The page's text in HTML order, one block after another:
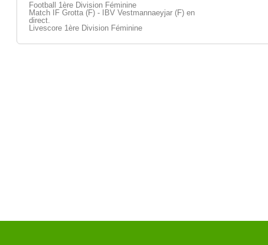
Football 1ère Division Féminine
Match IF Grotta (F) - IBV Vestmannaeyjar (F) en
direct.
Livescore 1ère Division Féminine